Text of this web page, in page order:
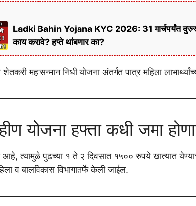
Ladki Bahin Yojana KYC 2026: 31 मार्चपर्यंत
काय करावे? हप्ते थांबणार का?
महासन्मान निधी योजना अंतर्गत पात्र महिला
योजना हफ्ता कधी जमा
आहे, त्यामुळे पुढच्या १ ते २ दिवसात १५०० रुपये खात्यात
व बालविकास विभागातर्फे केली जाईल.